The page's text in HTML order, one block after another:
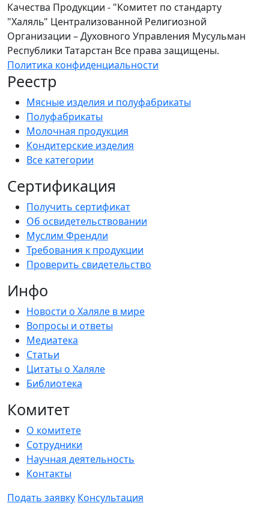
Качества Продукции - "Комитет по стандарту
"Халяль" Централизованной Религиозной
Организации – Духовного Управления Мусульман
Республики Татарстан Все права защищены.
Политика конфиденциальности
Реестр
Мясные изделия и полуфабрикаты
Полуфабрикаты
Молочная продукция
Кондитерские изделия
Все категории
Сертификация
Получить сертификат
Об освидетельствовании
Муслим Френдли
Требования к продукции
Проверить свидетельство
Инфо
Новости о Халяле в мире
Вопросы и ответы
Медиатека
Статьи
Цитаты о Халяле
Библиотека
Комитет
О комитете
Сотрудники
Научная деятельность
Контакты
Подать заявку Консультация